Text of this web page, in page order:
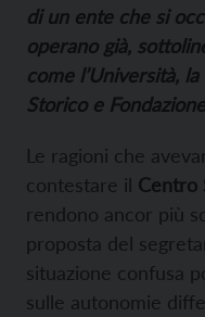
di un ente che si
operano già,
come l’Università,
Storico e
Le ragioni che
contestare il Centro
rendono ancor più
proposta del
situazione confusa
sulle autonomie